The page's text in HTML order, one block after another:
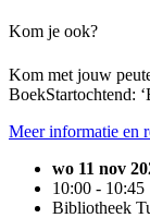
Kom je ook?
Kom met jouw
BoekStartochtend:
Meer informatie en
wo 11 nov
10:00 - 10:45
Bibliotheek